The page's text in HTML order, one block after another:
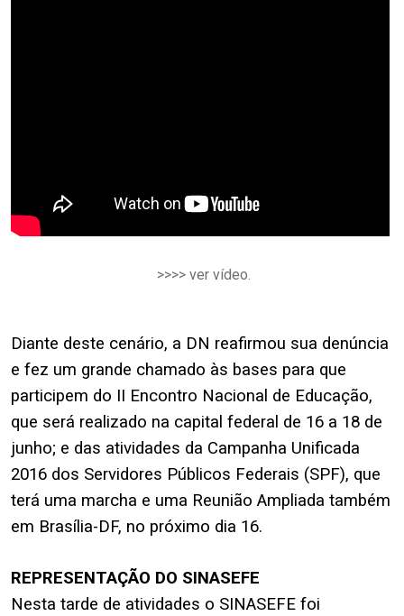
>>>> ver vídeo.
Diante deste cenário, a DN reafirmou sua denúncia
e fez um grande chamado às bases para que
participem do II Encontro Nacional de Educação,
que será realizado na capital federal de 16 a 18 de
junho; e das atividades da Campanha Unificada
2016 dos Servidores Públicos Federais (SPF), que
terá uma marcha e uma Reunião Ampliada também
em Brasília-DF, no próximo dia 16.
REPRESENTAÇÃO DO SINASEFE
Nesta tarde de atividades o SINASEFE foi